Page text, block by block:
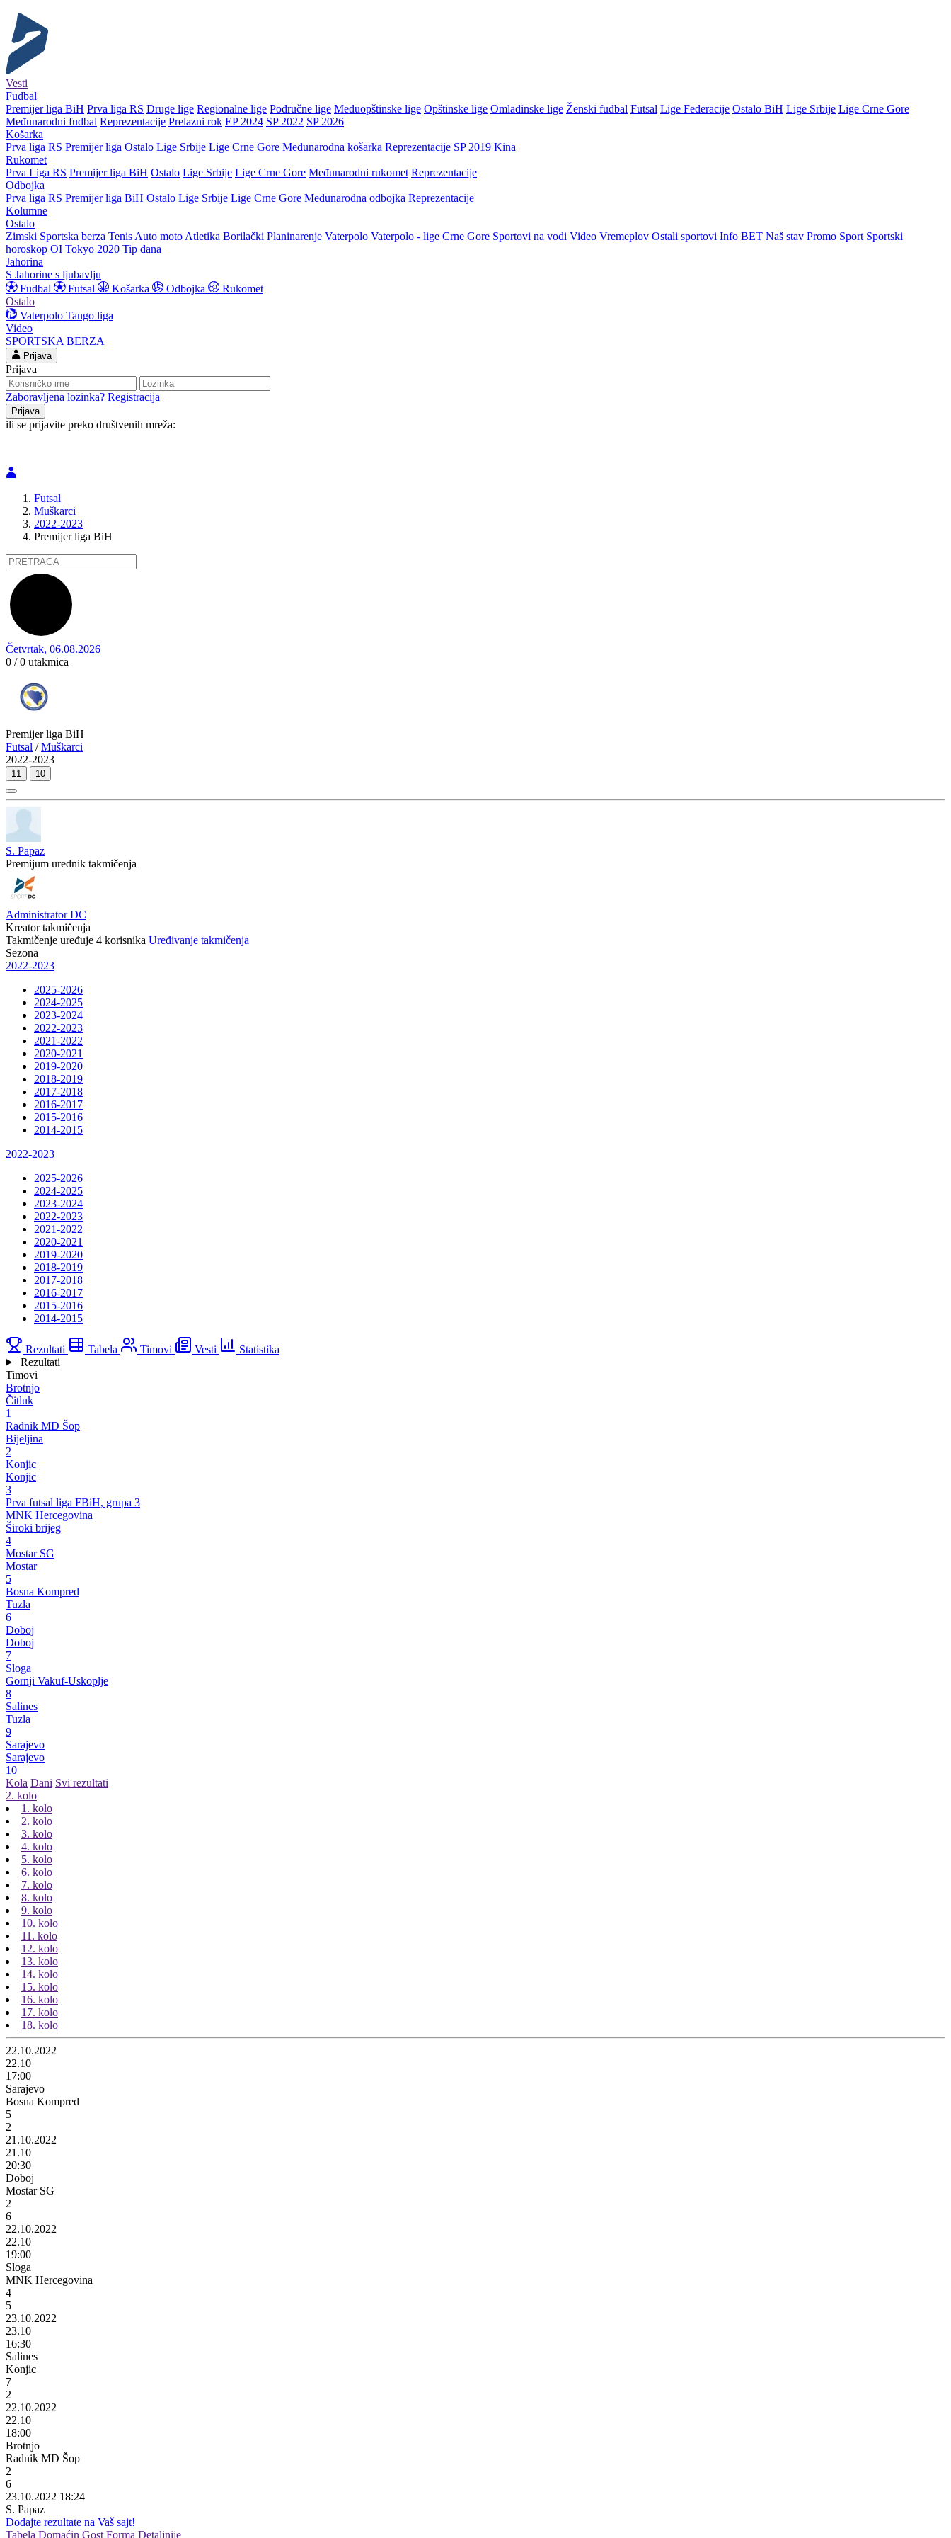
Vesti
Fudbal
Premijer liga BiH Prva liga RS Druge lige Regionalne lige Područne lige Međuopštinske lige Opštinske lige Omladinske lige Ženski fudbal Futsal Lige Federacije Ostalo BiH Lige Srbije Lige Crne Gore
Međunarodni fudbal Reprezentacije Prelazni rok EP 2024 SP 2022 SP 2026
Košarka
Prva liga RS Premijer liga Ostalo Lige Srbije Lige Crne Gore Međunarodna košarka Reprezentacije SP 2019 Kina
Rukomet
Prva Liga RS Premijer liga BiH Ostalo Lige Srbije Lige Crne Gore Međunarodni rukomet Reprezentacije
Odbojka
Prva liga RS Premijer liga BiH Ostalo Lige Srbije Lige Crne Gore Međunarodna odbojka Reprezentacije
Kolumne
Ostalo
Zimski Sportska berza Tenis Auto moto Atletika Borilački Planinarenje Vaterpolo Vaterpolo - lige Crne Gore Sportovi na vodi Video Vremeplov Ostali sportovi Info BET Naš stav Promo Sport Sportski
horoskop OI Tokyo 2020 Tip dana
Jahorina
S Jahorine s ljubavlju
Fudbal
Futsal Košarka Odbojka
Rukomet
Ostalo
Vaterpolo Tango liga
Video
SPORTSKA BERZA
Prijava
Prijava
Zaboravljena lozinka? Registracija
ili se prijavite preko društvenih mreža:
Futsal
Muškarci
2022-2023
Premijer liga BiH
Četvrtak, 06.08.2026
0 / 0 utakmica
Premijer liga BiH
Futsal /Muškarci
2022-2023
11 10
S. Papaz
Premijum urednik takmičenja
Administrator DC
Kreator takmičenja
Takmičenje uređuje 4 korisnika Uređivanje takmičenja
Sezona
2022-2023
2025-2026
2024-2025
2023-2024
2022-2023
2021-2022
2020-2021
2019-2020
2018-2019
2017-2018
2016-2017
2015-2016
2014-2015
2022-2023
2025-2026
2024-2025
2023-2024
2022-2023
2021-2022
2020-2021
2019-2020
2018-2019
2017-2018
2016-2017
2015-2016
2014-2015
Rezultati Tabela Timovi Vesti
Statistika
Rezultati
Timovi
Brotnjo
Čitluk
1
Radnik MD Šop
Bijeljina
2
Konjic
Konjic
3
Prva futsal liga FBiH, grupa 3
MNK Hercegovina
Široki brijeg
4
Mostar SG
Mostar
5
Bosna Kompred
Tuzla
6
Doboj
Doboj
7
Sloga
Gornji Vakuf-Uskoplje
8
Salines
Tuzla
9
Sarajevo
Sarajevo
10
Kola Dani Svi rezultati
2. kolo
1. kolo
2. kolo
3. kolo
4. kolo
5. kolo
6. kolo
7. kolo
8. kolo
9. kolo
10. kolo
11. kolo
12. kolo
13. kolo
14. kolo
15. kolo
16. kolo
17. kolo
18. kolo
22.10.2022
22.10
17:00
Sarajevo
Bosna Kompred
5
2
21.10.2022
21.10
20:30
Doboj
Mostar SG
2
6
22.10.2022
22.10
19:00
Sloga
MNK Hercegovina
4
5
23.10.2022
23.10
16:30
Salines
Konjic
7
2
22.10.2022
22.10
18:00
Brotnjo
Radnik MD Šop
2
6
23.10.2022 18:24
S. Papaz
Dodajte rezultate na Vaš sajt!
Tabela Domaćin Gost Forma Detaljnije